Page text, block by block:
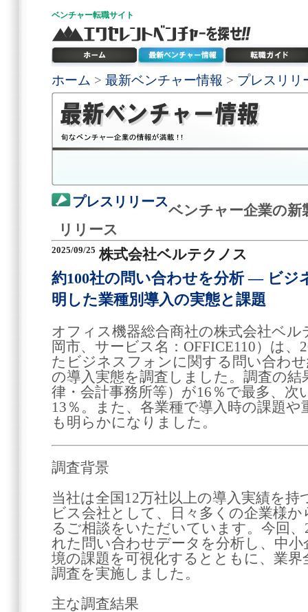
ベンチャー転職サイト
ホーム > 最新ベンチャー情報 > プレスリリ
プレスリリース
ベンチャー企業の新
リリース
2025/09/25 株式会社ベルテクノス
約100社の問い合わせを分析 ― ビジ
明した業種別導入の実態と課題
オフィス機器総合商社の株式会社ベ
岡市、サービス名：OFFICE110）は
たビジネスフォンに関する問い合わ
の導入実態を調査しました。調査の結
律・会計事務所等）が16％で最多、次
13％。また、各業種で導入時の課題
も明らかになりました。
調査背景
当社は全国12万社以上の導入実績を
ビス会社として、日々多くの企業様
るご相談をいただいています。今回
れた問い合わせデータを分析し、中
境の課題を可視化するとともに、業
調査を実施しました。
主な調査結果